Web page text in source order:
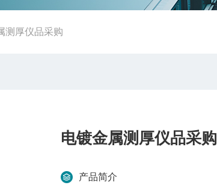
测厚仪品采购
电镀金属测厚仪品采购
产品简介